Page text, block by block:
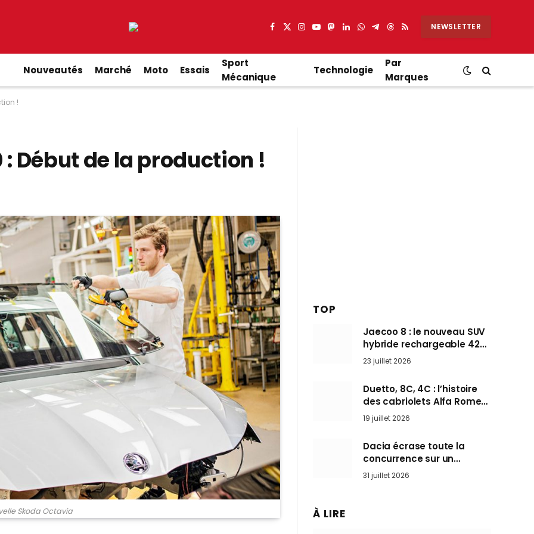
Facebook
X
Instagram
YouTube
Mastodon
LinkedIn
WhatsApp
Partager
Telegram
Threads
RSS NEWSLETTER
Nouveautés Marché Moto Essais
Sport
Mécanique
Technologie
Par
Marques
!
: Début de la production !
Skoda Octavia
TOP
Jaecoo 8 : le nouveau SUV
hybride rechargeable 428
ch qui vise l’Audi Q7 arrive
en Europe cet automne
23 juillet 2026
Duetto, 8C, 4C : l’histoire
des cabriolets Alfa Romeo,
ces Spider qui ont défini
l’art de rouler cheveux au
vent
19 juillet 2026
Dacia écrase toute la
concurrence sur un
marché où personne ne
l’attendait
31 juillet 2026
À LIRE